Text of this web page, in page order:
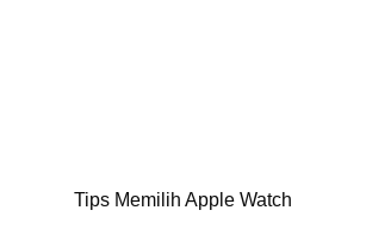
Tips Memilih Apple Watch